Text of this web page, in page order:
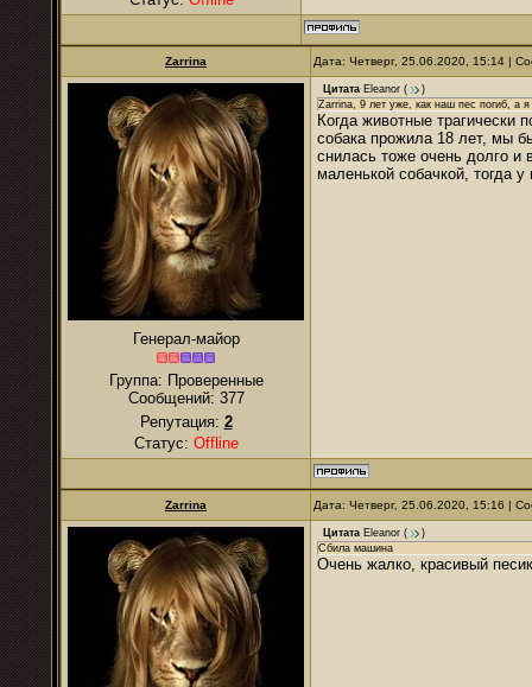
Zarrina Дата: Четверг, 25.06.2020, 15:14 |
Генерал-майор
Группа: Проверенные
Сообщений: 377
Репутация: 2
Статус: Offline
Цитата Eleanor (
)
Zarrina, 9 лет уже, как наш пес погиб, а
Когда животные трагически
собака прожила 18 лет, мы
снилась тоже очень долго и
маленькой собачкой, тогда
Zarrina Дата: Четверг, 25.06.2020, 15:16 |
Цитата Eleanor (
)
Сбила машина
Очень жалко, красивый